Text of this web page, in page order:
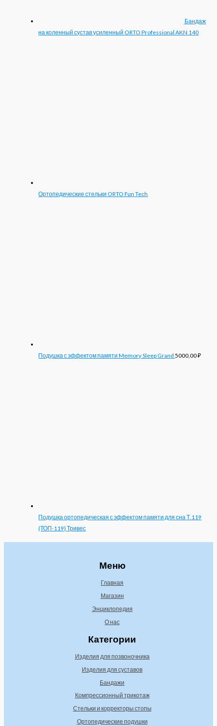
Бандаж
на коленный сустав усиленный ORTO Professional AKN 140
Ортопедические стельки ORTO Fun Tech
Подушка с эффектом памяти Memory Sleep Grand 5000,00₽
Подушка ортопедическая с эффектом памяти для сна Т.119
(ТОП-119) Тривес
Меню
Главная
Магазин
Энциклопедия
О нас
Категории
Изделия для позвоночника
Изделия для суставов
Бандажи
Компрессионный трикотаж
Стельки и корректоры стопы
Ортопедические подушки